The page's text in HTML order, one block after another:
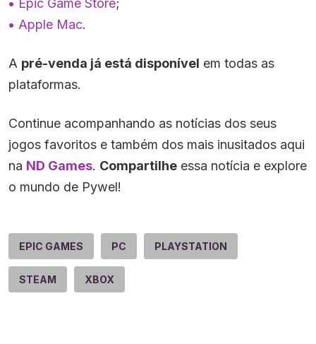
Epic Game Store;
Apple Mac.
A pré-venda já está disponível em todas as
plataformas.
Continue acompanhando as notícias dos seus
jogos favoritos e também dos mais inusitados aqui
na ND Games. Compartilhe essa notícia e explore
o mundo de Pywel!
EPIC GAMES PC PLAYSTATION
STEAM XBOX